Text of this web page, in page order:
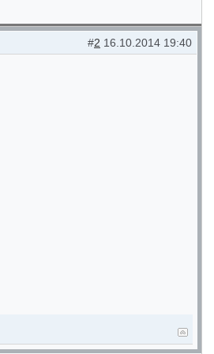
#2 16.10.2014 19:40